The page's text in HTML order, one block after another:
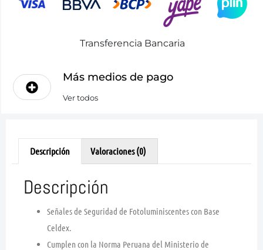
Transferencia Bancaria
Más medios de pago
Ver todos
Descripción Valoraciones (0)
Descripción
Señales de Seguridad de Fotoluminiscentes con Base
Celdex.
Cumplen con la Norma Peruana del Ministerio de